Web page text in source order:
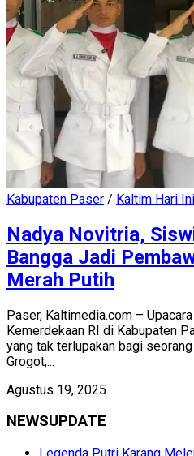
Kabupaten Paser / Kaltim Hari Ini
Nadya Novitria,
Bangga Jadi
Merah Putih
Paser, Kaltimedia.com –
Kemerdekaan RI di Kabupaten
yang tak terlupakan bagi
Grogot,...
Agustus 19, 2025
NEWSUPDATE